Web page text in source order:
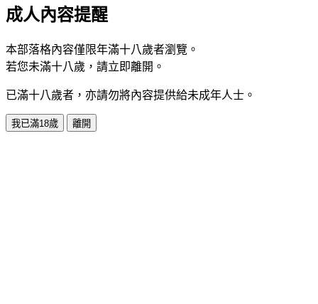
成人內容提醒
本部落格內容僅限年滿十八歲者瀏覽。
若您未滿十八歲，請立即離開。
已滿十八歲者，亦請勿將內容提供給未成年人士。
我已滿18歲 離開